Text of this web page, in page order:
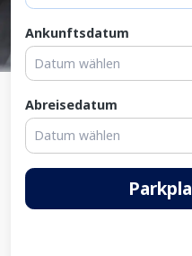
Ankunftsdatum
Abreisedatum